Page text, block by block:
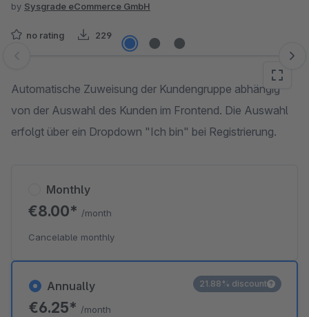
by Sysgrade eCommerce GmbH
no rating 229
Skip image gallery
Automatische Zuweisung der Kundengruppe abhängig
von der Auswahl des Kunden im Frontend. Die Auswahl
erfolgt über ein Dropdown "Ich bin" bei Registrierung.
Annually
€6.25* /month
21.88% discount
Monthly
€8.00* /month
Cancelable monthly